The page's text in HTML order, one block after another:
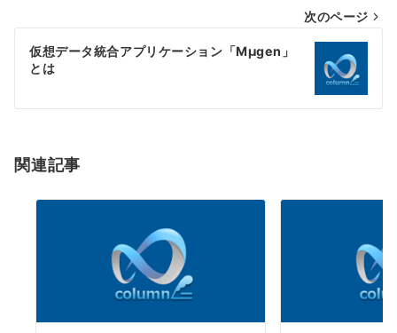
ビ
ゲ
シ
ン
次のページ
仮想データ統合アプリケーション「Mµgen」
とは
関連記事